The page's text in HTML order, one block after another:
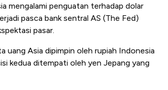
mengalami penguatan terhadap dolar
pasca bank sentral AS (The Fed)
pasar.
uang Asia dipimpin oleh rupiah Indonesia
kedua ditempati oleh yen Jepang yang